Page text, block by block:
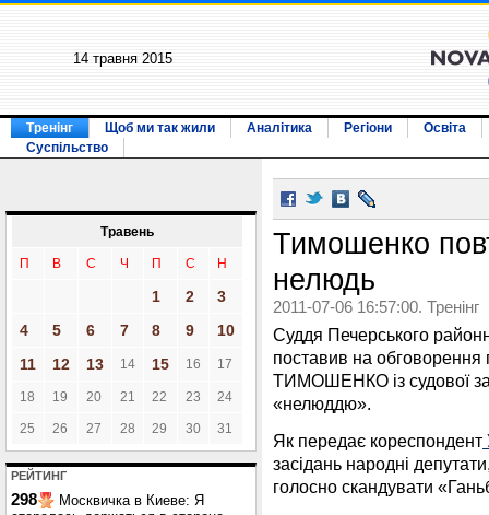
14 травня 2015
Тренінг Щоб ми так жили Аналітика Регіони
Освіта
Суспільство
Травень
П В С Ч П С Н
1 2
3
4
5 6 7 8 9
10
11
12 13 14 15 16 17
18 19 20 21 22 23 24
25 26 27 28 29 30 31
РЕЙТИНГ
298
Москвичка в Киеве: Я
Тимошенко
нелюдь
2011-07-06 16:57:00. Тренінг
Суддя Печерського
поставив на
ТИМОШЕНКО із судової
«нелюддю».
Як передає кореспондент
засідань народні
голосно скандувати